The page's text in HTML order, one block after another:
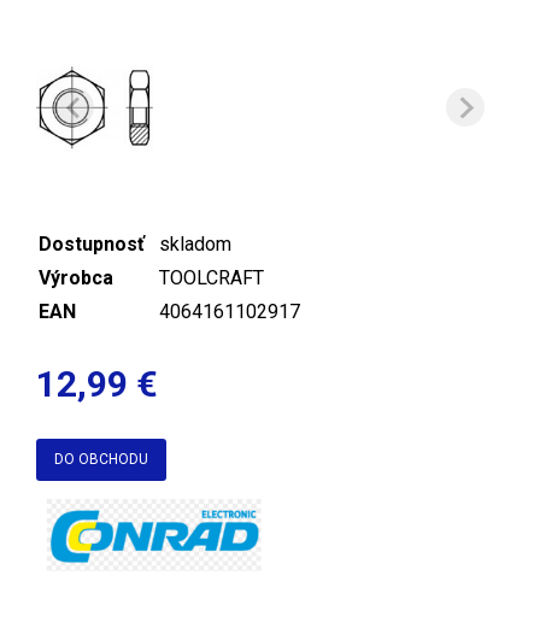
Dostupnosť
skladom
Výrobca
TOOLCRAFT
EAN
4064161102917
12,99 €
DO OBCHODU